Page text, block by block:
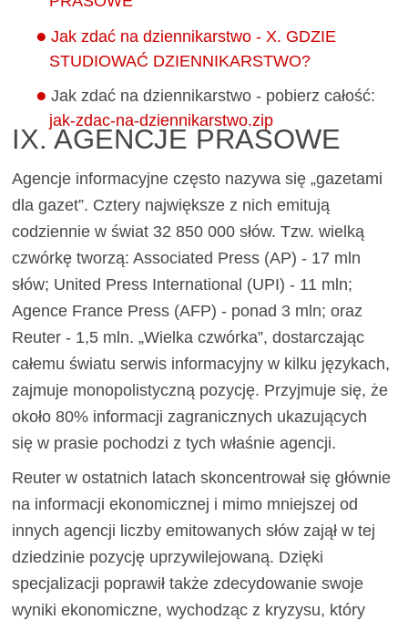
Jak zdać na dziennikarstwo - X. GDZIE
STUDIOWAĆ DZIENNIKARSTWO?
Jak zdać na dziennikarstwo - pobierz całość:
jak-zdac-na-dziennikarstwo.zip
IX. AGENCJE PRASOWE
Agencje informacyjne często nazywa się „gazetami
dla gazet”. Cztery największe z nich emitują
codziennie w świat 32 850 000 słów. Tzw. wielką
czwórkę tworzą: Associated Press (AP) - 17 mln
słów; United Press International (UPI) - 11 mln;
Agence France Press (AFP) - ponad 3 mln; oraz
Reuter - 1,5 mln. „Wielka czwórka”, dostarczając
całemu światu serwis informacyjny w kilku językach,
zajmuje monopolistyczną pozycję. Przyjmuje się, że
około 80% informacji zagranicznych ukazujących
się w prasie pochodzi z tych właśnie agencji.
Reuter w ostatnich latach skoncentrował się głównie
na informacji ekonomicznej i mimo mniejszej od
innych agencji liczby emitowanych słów zajął w tej
dziedzinie pozycję uprzywilejowaną. Dzięki
specjalizacji poprawił także zdecydowanie swoje
wyniki ekonomiczne, wychodząc z kryzysu, który